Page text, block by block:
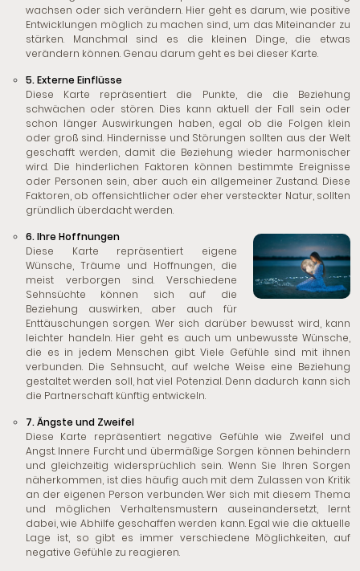
wachsen oder sich verändern. Hier geht es darum, wie positive
Entwicklungen möglich zu machen sind, um das Miteinander zu
stärken. Manchmal sind es die kleinen Dinge, die etwas
verändern können. Genau darum geht es bei dieser Karte.
5. Externe Einflüsse
Diese Karte repräsentiert die Punkte, die die Beziehung
schwächen oder stören. Dies kann aktuell der Fall sein oder
schon länger Auswirkungen haben, egal ob die Folgen klein
oder groß sind. Hindernisse und Störungen sollten aus der Welt
geschafft werden, damit die Beziehung wieder harmonischer
wird. Die hinderlichen Faktoren können bestimmte Ereignisse
oder Personen sein, aber auch ein allgemeiner Zustand. Diese
Faktoren, ob offensichtlicher oder eher versteckter Natur, sollten
gründlich überdacht werden.
6. Ihre Hoffnungen
Diese Karte repräsentiert eigene
Wünsche, Träume und Hoffnungen, die
meist verborgen sind. Verschiedene
Sehnsüchte können sich auf die
Beziehung auswirken, aber auch für
Enttäuschungen sorgen. Wer sich darüber bewusst wird, kann
leichter handeln. Hier geht es auch um unbewusste Wünsche,
die es in jedem Menschen gibt. Viele Gefühle sind mit ihnen
verbunden. Die Sehnsucht, auf welche Weise eine Beziehung
gestaltet werden soll, hat viel Potenzial. Denn dadurch kann sich
die Partnerschaft künftig entwickeln.
7. Ängste und Zweifel
Diese Karte repräsentiert negative Gefühle wie Zweifel und
Angst. Innere Furcht und übermäßige Sorgen können behindern
und gleichzeitig widersprüchlich sein. Wenn Sie Ihren Sorgen
näherkommen, ist dies häufig auch mit dem Zulassen von Kritik
an der eigenen Person verbunden. Wer sich mit diesem Thema
und möglichen Verhaltensmustern auseinandersetzt, lernt
dabei, wie Abhilfe geschaffen werden kann. Egal wie die aktuelle
Lage ist, so gibt es immer verschiedene Möglichkeiten, auf
negative Gefühle zu reagieren.